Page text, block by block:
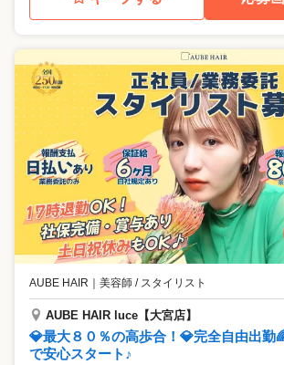
AUBE HAIR ｜ 美容師 / スタイリスト
AUBE HAIR luce【大宮店】
💎最大８０％の高歩合！💎完全自由出勤
で安心スタート♪